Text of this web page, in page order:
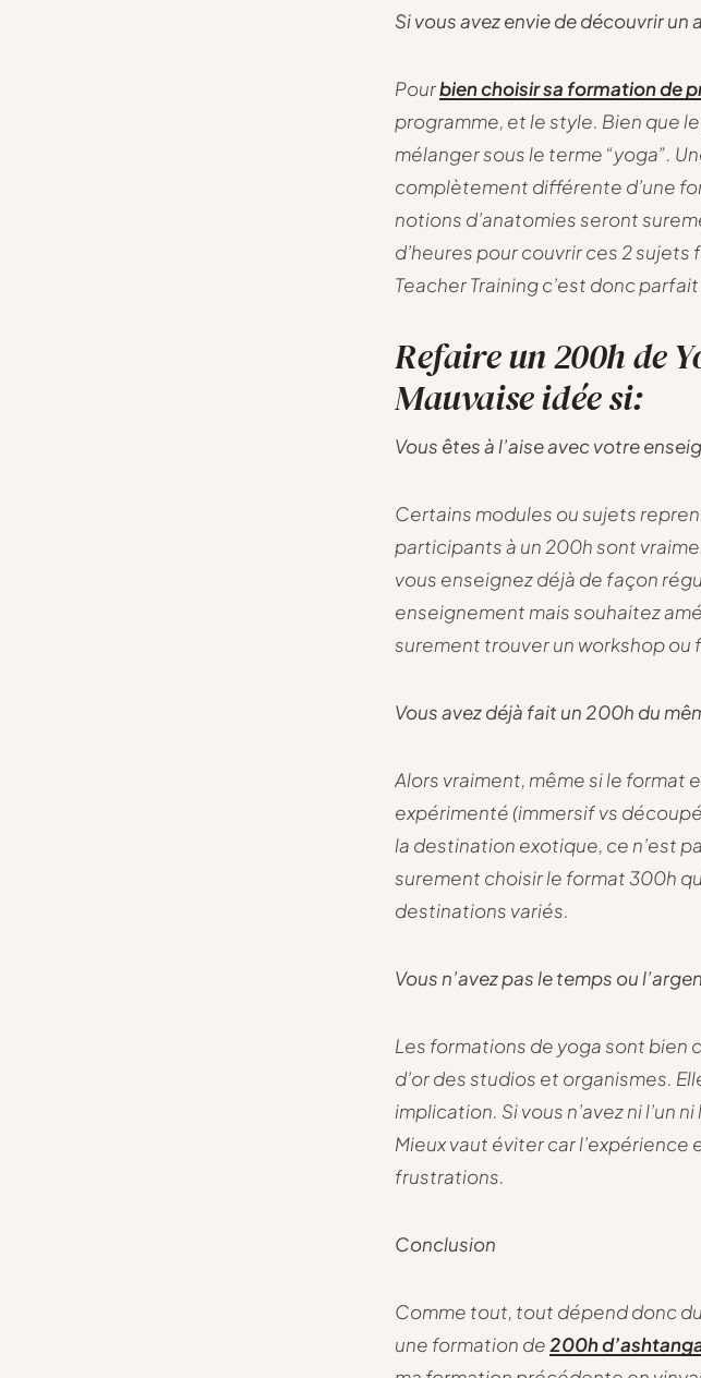
Si vous avez envie de découvrir
Pourbien choisir sa formation de
programme, et le style. Bien que
mélanger sous le terme “yoga”.
complètement différente d’une
notions d’anatomies seront
d’heures pour couvrir ces 2
Teacher Training c’est donc
Refaire un 200h de
Mauvaise idée si:
Vous êtes à l’aise avec votre
Certains modules ou sujets
participants à un 200h sont
vous enseignez déjà de façon
enseignement mais souhaitez
surement trouver un workshop
Vous avez déjà fait un 200h du
Alors vraiment, même si le
expérimenté (immersif vs
la destination exotique, ce n’est
surement choisir le format 300h
destinations variés.
Vous n’avez pas le temps ou
Les formations de yoga sont bien
d’or des studios et organismes.
implication. Si vous n’avez ni l’un
Mieux vaut éviter car
frustrations.
Conclusion
Comme tout, tout dépend donc
une formation de200h